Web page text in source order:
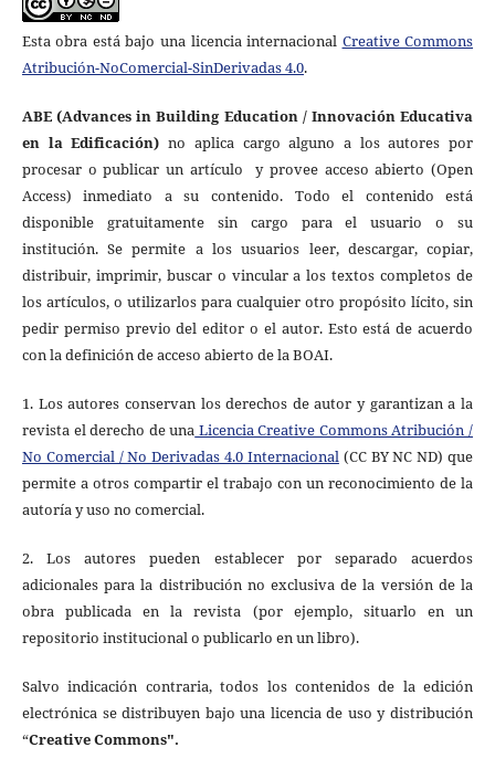
Esta obra está bajo una licencia internacional Creative Commons
Atribución-NoComercial-SinDerivadas 4.0.
ABE (Advances in Building Education / Innovación Educativa
en la Edificación) no aplica cargo alguno a los autores por
procesar o publicar un artículo
y provee acceso abierto (Open
Access) inmediato a su contenido. Todo el contenido está
disponible gratuitamente sin cargo para el usuario o su
institución. Se permite a los usuarios leer, descargar, copiar,
distribuir, imprimir, buscar o vincular a los textos completos de
los artículos, o utilizarlos para cualquier otro propósito lícito, sin
pedir permiso previo del editor o el autor. Esto está de acuerdo
con la definición de acceso abierto de la BOAI.
1. Los autores conservan los derechos de autor y garantizan a la
revista el derecho de una Licencia Creative Commons Atribución /
No Comercial / No Derivadas 4.0 Internacional (CC BY NC ND) que
permite a otros compartir el trabajo con un reconocimiento de la
autoría y uso no comercial.
2. Los autores pueden establecer por separado acuerdos
adicionales para la distribución no exclusiva de la versión de la
obra publicada en la revista (por ejemplo, situarlo en un
repositorio institucional o publicarlo en un libro).
Salvo indicación contraria, todos los contenidos de la edición
electrónica se distribuyen bajo una licencia de uso y distribución
“Creative Commons".